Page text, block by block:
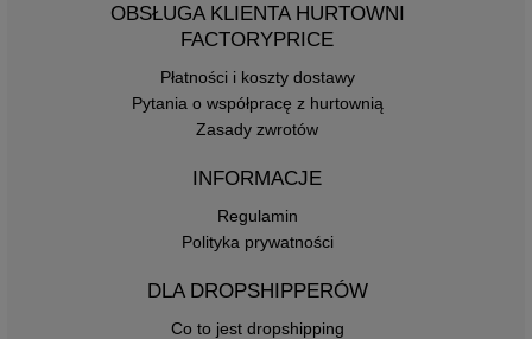
OBSŁUGA KLIENTA HURTOWNI
FACTORYPRICE
Płatności i koszty dostawy
Pytania o współpracę z hurtownią
Zasady zwrotów
INFORMACJE
Regulamin
Polityka prywatności
DLA DROPSHIPPERÓW
Co to jest dropshipping